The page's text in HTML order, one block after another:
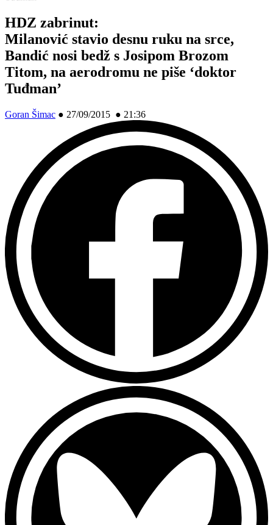
HDZ zabrinut:
Milanović stavio desnu ruku na srce,
Bandić nosi bedž s Josipom Brozom
Titom, na aerodromu ne piše ‘doktor
Tuđman’
Goran Šimac ● 27/09/2015 ● 21:36